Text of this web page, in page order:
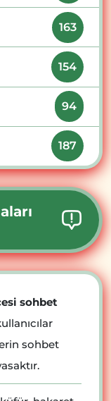
163
154
94
187
sohbet
sohbet